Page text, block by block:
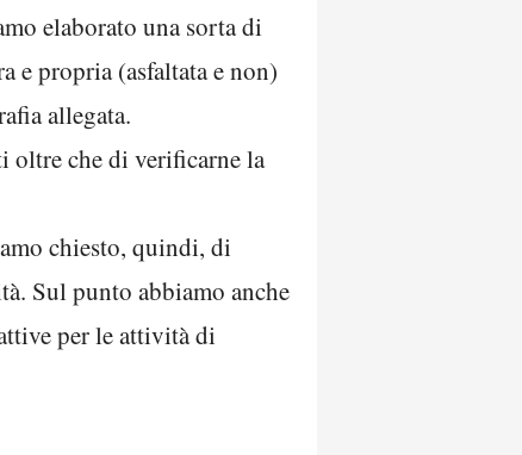
elaborato una sorta di
e propria (asfaltata e non)
allegata.
oltre che di verificarne la
chiesto, quindi, di
Sul punto abbiamo anche
per le attività di